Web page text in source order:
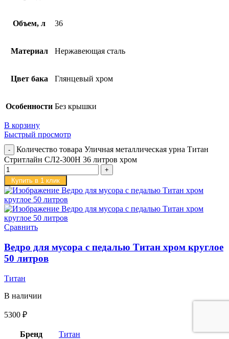
Объем, л 36
Материал Нержавеющая сталь
Цвет бака Глянцевый хром
Особенности Без крышки
В корзину
Быстрый просмотр
Количество товара Уличная металлическая урна Титан
Стритлайн СЛ2-300Н 36 литров хром
Купить в 1 клик
Сравнить
Ведро для мусора с педалью Титан хром круглое
50 литров
Титан
В наличии
5300 ₽
Бренд Титан